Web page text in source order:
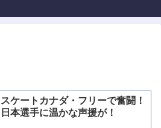
スケートカナダ・フリーで奮闘！
日本選手に温かな声援が！